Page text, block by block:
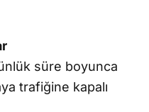
süre boyunca
trafiğine kapalı